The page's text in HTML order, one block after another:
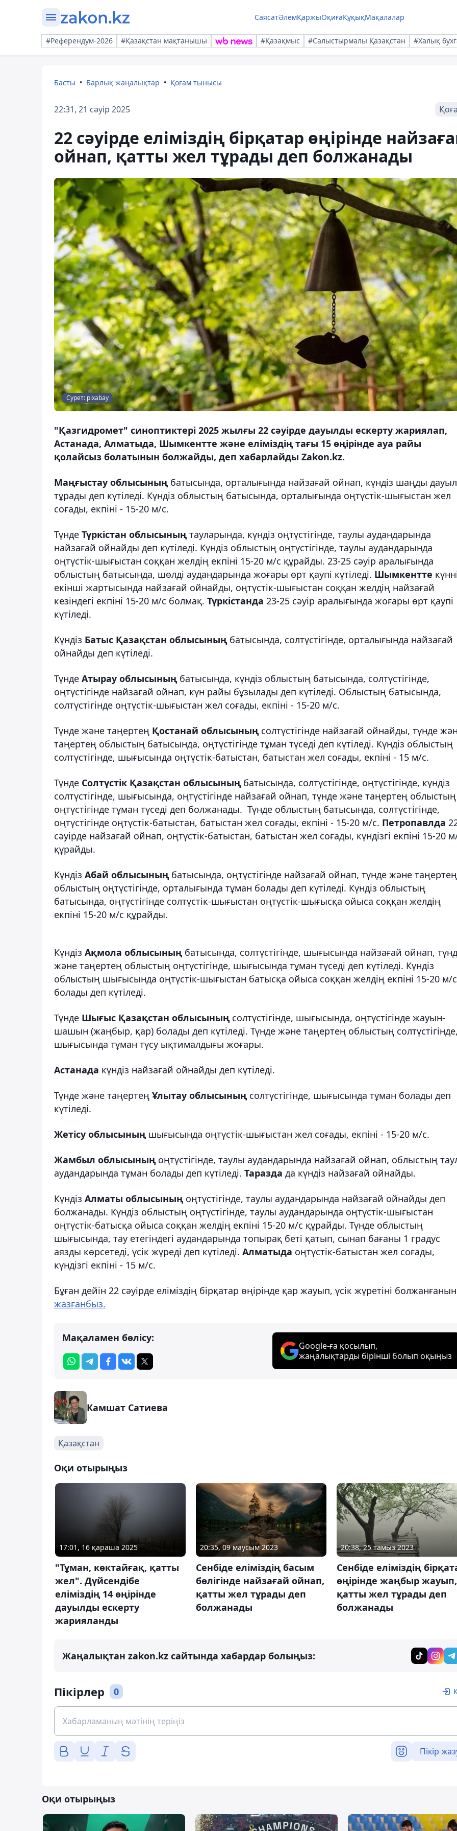
СаясатӘлемҚаржыОқиғаҚұқықМақалалар
#Референдум-2026 #Қазақстан мақтанышы #Қазақмыс #Салыстырмалы Қазақстан #Халық
Басты Барлық жаңалықтар Қоғам тынысы
22:31, 21 сәуір 2025
22 сәуірде еліміздің бірқатар өңірінде
ойнап, қатты жел тұрады деп болжанады
Сурет: pixabay
"Қазгидромет" синоптиктері 2025 жылғы 22 сәуірде дауылды ескерту жариялап,
Астанада, Алматыда, Шымкентте және еліміздің тағы 15 өңірінде ауа райы
қолайсыз болатынын болжайды, деп хабарлайды Zakon.kz.
Маңғыстау облысының батысында, орталығында найзағай ойнап, күндіз шаңды дауыл
тұрады деп күтіледі. Күндіз облыстың батысында, орталығында оңтүстік-шығыстан жел
соғады, екпіні - 15-20 м/с.
Түнде Түркістан облысының тауларында, күндіз оңтүстігінде, таулы аудандарында
найзағай ойнайды деп күтіледі. Күндіз облыстың оңтүстігінде, таулы аудандарында
оңтүстік-шығыстан соққан желдің екпіні 15-20 м/с құрайды. 23-25 сәуір аралығында
облыстың батысында, шөлді аудандарында жоғары өрт қаупі күтіледі. Шымкентте
екінші жартысында найзағай ойнайды, оңтүстік-шығыстан соққан желдің найзағай
кезіндегі екпіні 15-20 м/с болмақ. Түркістанда 23-25 сәуір аралығында жоғары өрт қаупі
күтіледі.
Күндіз Батыс Қазақстан облысының батысында, солтүстігінде, орталығында найзағай
ойнайды деп күтіледі.
Түнде Атырау облысының батысында, күндіз облыстың батысында, солтүстігінде,
оңтүстігінде найзағай ойнап, күн райы бұзылады деп күтіледі. Облыстың батысында,
солтүстігінде оңтүстік-шығыстан жел соғады, екпіні - 15-20 м/с.
Түнде және таңертең Қостанай облысының солтүстігінде найзағай ойнайды, түнде
таңертең облыстың батысында, оңтүстігінде тұман түседі деп күтіледі. Күндіз облыстың
солтүстігінде, шығысында оңтүстік-батыстан, батыстан жел соғады, екпіні - 15 м/с.
Түнде Солтүстік Қазақстан облысының батысында, солтүстігінде, оңтүстігінде, күндіз
солтүстігінде, шығысында, оңтүстігінде найзағай ойнап, түнде және таңертең облыстың
оңтүстігінде тұман түседі деп болжанады. Түнде облыстың батысында, солтүстігінде,
оңтүстігінде оңтүстік-батыстан, батыстан жел соғады, екпіні - 15-20 м/с. Петропавлда
сәуірде найзағай ойнап, оңтүстік-батыстан, батыстан жел соғады, күндізгі екпіні 15-20
құрайды.
Күндіз Абай облысының батысында, оңтүстігінде найзағай ойнап, түнде және таңертең
облыстың оңтүстігінде, орталығында тұман болады деп күтіледі. Күндіз облыстың
батысында, оңтүстігінде солтүстік-шығыстан оңтүстік-шығысқа ойыса соққан желдің
екпіні 15-20 м/с құрайды.
Күндіз Ақмола облысының батысында, солтүстігінде, шығысында найзағай ойнап,
және таңертең облыстың оңтүстігінде, шығысында тұман түседі деп күтіледі. Күндіз
облыстың шығысында оңтүстік-шығыстан батысқа ойыса соққан желдің екпіні 15-20 м/с
болады деп күтіледі.
Түнде Шығыс Қазақстан облысының солтүстігінде, шығысында, оңтүстігінде жауын-
шашын (жаңбыр, қар) болады деп күтіледі. Түнде және таңертең облыстың
шығысында тұман түсу ықтималдығы жоғары.
Астанада күндіз найзағай ойнайды деп күтіледі.
Түнде және таңертең Ұлытау облысының солтүстігінде, шығысында тұман болады деп
күтіледі.
Жетісу облысының шығысында оңтүстік-шығыстан жел соғады, екпіні - 15-20 м/с.
Жамбыл облысының оңтүстігінде, таулы аудандарында найзағай ойнап, облыстың
аудандарында тұман болады деп күтіледі. Таразда да күндіз найзағай ойнайды.
Күндіз Алматы облысының оңтүстігінде, таулы аудандарында найзағай ойнайды деп
болжанады. Күндіз облыстың оңтүстігінде, таулы аудандарында оңтүстік-шығыстан
оңтүстік-батысқа ойыса соққан желдің екпіні 15-20 м/с құрайды. Түнде облыстың
шығысында, тау етегіндегі аудандарында топырақ беті қатып, сынап бағаны 1 градус
аязды көрсетеді, үсік жүреді деп күтіледі. Алматыда оңтүстік-батыстан жел соғады,
күндізгі екпіні - 15 м/с.
Бұған дейін 22 сәуірде еліміздің бірқатар өңірінде қар жауып, үсік жүретіні болжанғанын
жазғанбыз.
Мақаламен бөлісу:
Google-ға қосылып,
жаңалықтарды бірінші болып оқыңыз
Камшат Сатиева
Қазақстан
Оқи отырыңыз
17:01, 16 қараша 2025
"Тұман, көктайғақ, қатты
жел". Дүйсендібе
еліміздің 14 өңірінде
дауылды ескерту
жарияланды
20:35, 09 маусым 2023
Сенбіде еліміздің басым
бөлігінде найзағай ойнап,
қатты жел тұрады деп
болжанады
20:38, 25 тамыз 2023
Сенбіде еліміздің
өңірінде жаңбыр жауып,
қатты жел тұрады деп
болжанады
Жаңалықтан zakon.kz сайтында хабардар болыңыз:
Пікірлер 0
Пікір
Оқи отырыңыз